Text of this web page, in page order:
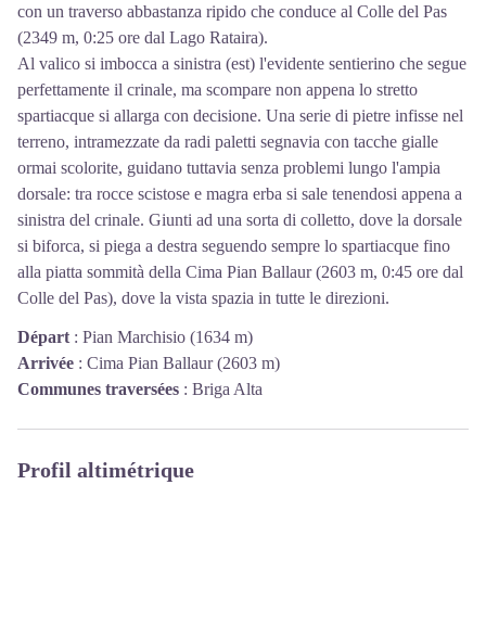
con un traverso abbastanza ripido che conduce al Colle del Pas
(2349 m, 0:25 ore dal Lago Rataira).
Al valico si imbocca a sinistra (est) l'evidente sentierino che segue
perfettamente il crinale, ma scompare non appena lo stretto
spartiacque si allarga con decisione. Una serie di pietre infisse nel
terreno, intramezzate da radi paletti segnavia con tacche gialle
ormai scolorite, guidano tuttavia senza problemi lungo l'ampia
dorsale: tra rocce scistose e magra erba si sale tenendosi appena a
sinistra del crinale. Giunti ad una sorta di colletto, dove la dorsale
si biforca, si piega a destra seguendo sempre lo spartiacque fino
alla piatta sommità della Cima Pian Ballaur (2603 m, 0:45 ore dal
Colle del Pas), dove la vista spazia in tutte le direzioni.
Départ : Pian Marchisio (1634 m)
Arrivée : Cima Pian Ballaur (2603 m)
Communes traversées : Briga Alta
Profil altimétrique